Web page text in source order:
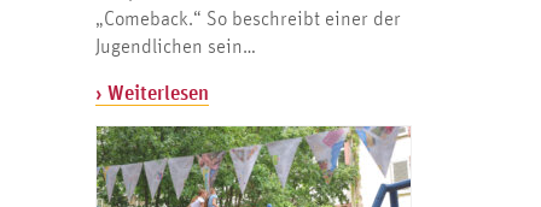
„Comeback.“ So beschreibt einer der
Jugendlichen sein…
› Weiterlesen